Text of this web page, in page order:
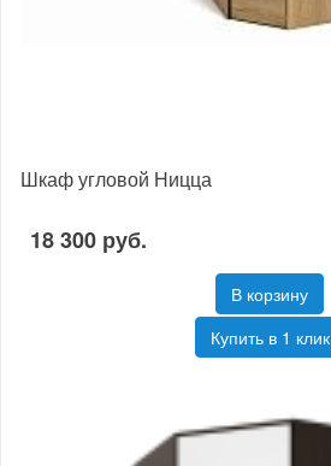
Шкаф угловой Ницца
18 300 руб.
В корзину
Купить в 1 клик